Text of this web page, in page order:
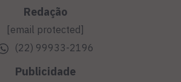
Redação
[email protected]
(22) 99933-2196
Publicidade